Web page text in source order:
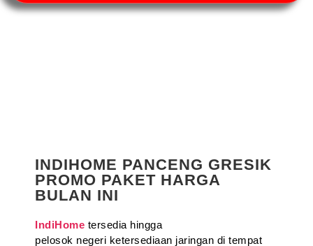
INDIHOME PANCENG GRESIK
PROMO PAKET HARGA
BULAN INI
IndiHome tersedia hingga
pelosok negeri ketersediaan jaringan di tempat